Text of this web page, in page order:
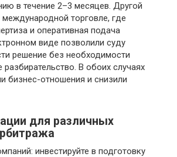
в течение 2–3 месяцев. Другой
торговле, где
и оперативная подача
виде позволили суду
решение без необходимости
В обоих случаях
бизнес-отношения и снизили
для различных
инвестируйте в подготовку